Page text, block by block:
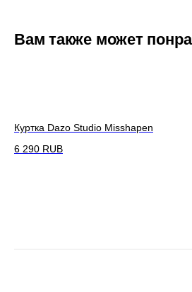
Вам также может
Куртка Dazo Studio Misshapen
6 290 RUB